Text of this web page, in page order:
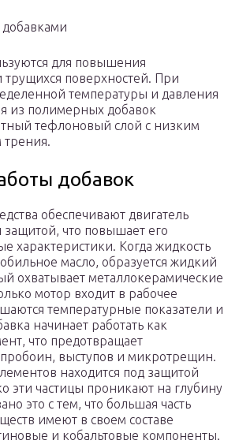
для повышения
трущихся поверхностей. При
температуры и давления
из полимерных добавок
тефлоновый слой с низким
добавок
обеспечивают двигатель
защитой, что повышает его
характеристики. Когда жидкость
масло, образуется жидкий
охватывает металлокерамические
мотор входит в рабочее
температурные показатели и
начинает работать как
что предотвращает
выступов и микротрещин.
находится под защитой
эти частицы проникают на глубину
это с тем, что большая часть
имеют в своем составе
и кобальтовые компоненты.